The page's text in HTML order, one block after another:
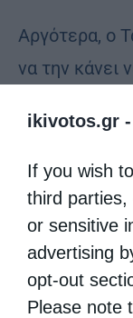
ikivotos.gr -
If you wish
third parties,
or sensitive
advertising
opt-out
Please note
Αργότερα, ο
να την κάνει
τη ρίξουν σε
Σύμφωνα με
άγγελος
Οι
κάρφωσαν
πλάκα. Η